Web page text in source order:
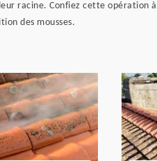
racine. Confiez cette
des mousses.